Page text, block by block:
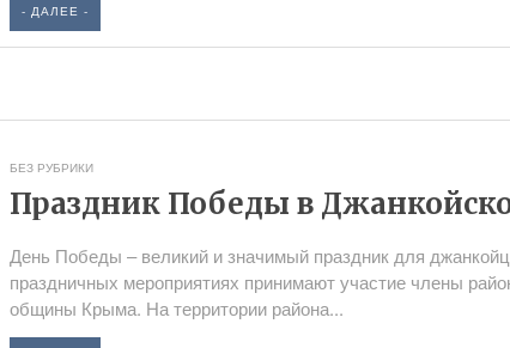
- ДАЛЕЕ -
БЕЗ РУБРИКИ
Праздник Победы в
День Победы – великий и значимый праздник для
праздничных мероприятиях принимают участие члены
общины Крыма. На территории района...